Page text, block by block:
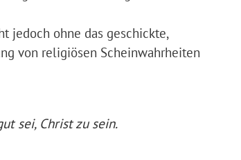
jedoch ohne das geschickte,
von religiösen Scheinwahrheiten
sei, Christ zu sein.